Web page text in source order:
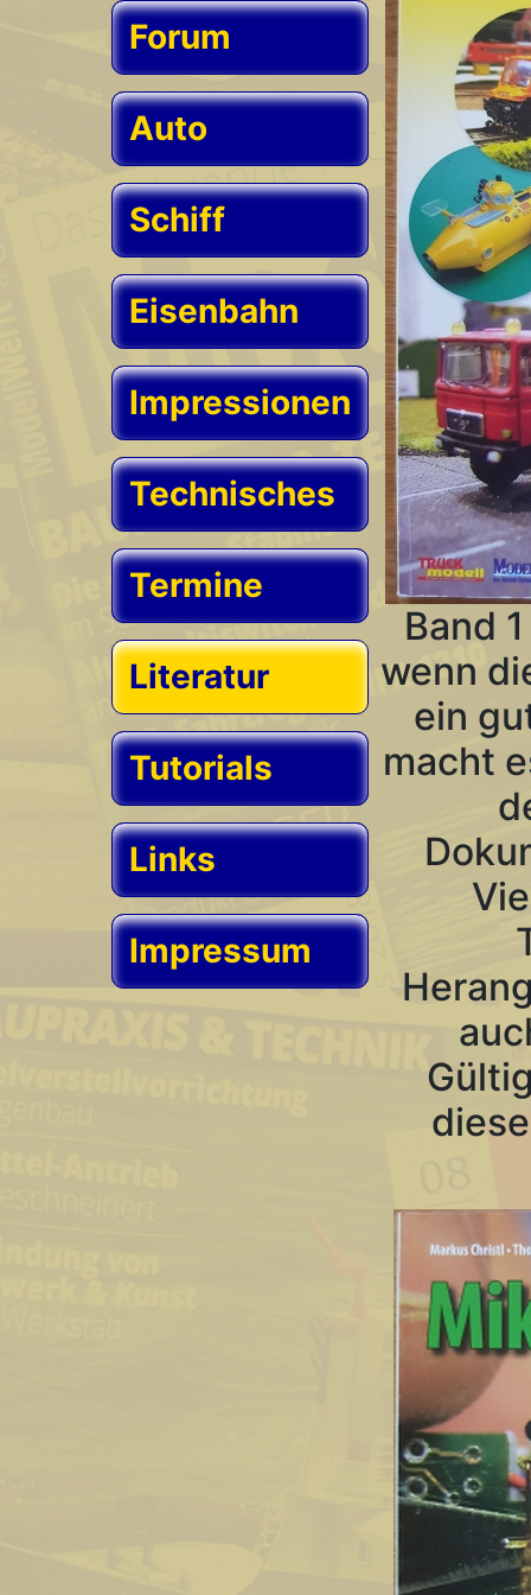
Forum
Auto
Schiff
Eisenbahn
Impressionen
Technisches
Termine
Literatur
Tutorials
Links
Impressum
Band
wenn
ein
macht